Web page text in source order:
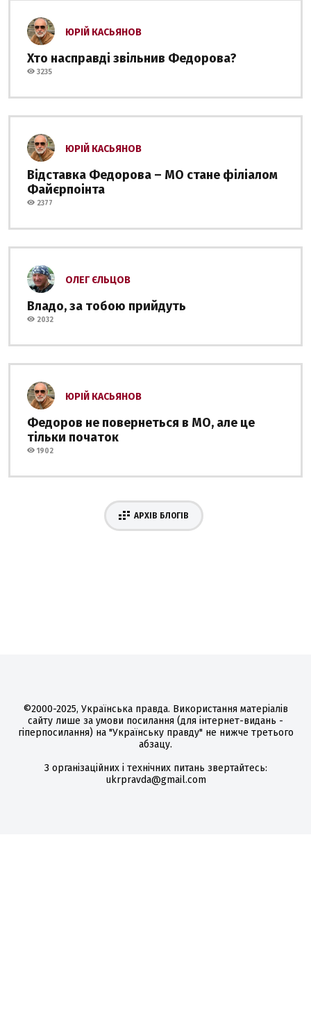
ЮРІЙ КАСЬЯНОВ
Хто насправді звільнив Федорова?
3235
ЮРІЙ КАСЬЯНОВ
Відставка Федорова – МО стане філіалом
Файєрпоінта
2377
ОЛЕГ ЄЛЬЦОВ
Владо, за тобою прийдуть
2032
ЮРІЙ КАСЬЯНОВ
Федоров не повернеться в МО, але це
тільки початок
1902
АРХІВ БЛОГІВ
©2000-2025, Українська правда. Використання матеріалів
сайту лише за умови посилання (для інтернет-видань -
гіперпосилання) на "Українську правду" не нижче третього
абзацу.
З організаційних і технічних питань звертайтесь:
ukrpravda@gmail.com